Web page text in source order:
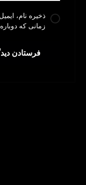
ذخیره نام،
زمانی که